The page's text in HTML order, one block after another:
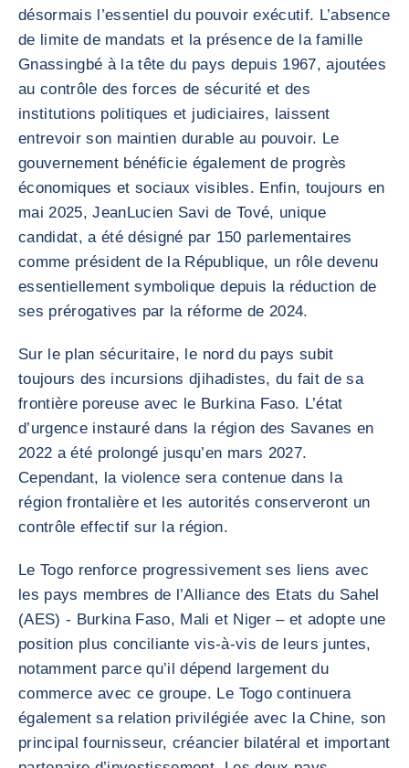
désormais l’essentiel du pouvoir exécutif. L’absence
de limite de mandats et la présence de la famille
Gnassingbé à la tête du pays depuis 1967, ajoutées
au contrôle des forces de sécurité et des
institutions politiques et judiciaires, laissent
entrevoir son maintien durable au pouvoir. Le
gouvernement bénéficie également de progrès
économiques et sociaux visibles. Enfin, toujours en
mai 2025, JeanLucien Savi de Tové, unique
candidat, a été désigné par 150 parlementaires
comme président de la République, un rôle devenu
essentiellement symbolique depuis la réduction de
ses prérogatives par la réforme de 2024.
Sur le plan sécuritaire, le nord du pays subit
toujours des incursions djihadistes, du fait de sa
frontière poreuse avec le Burkina Faso. L’état
d’urgence instauré dans la région des Savanes en
2022 a été prolongé jusqu’en mars 2027.
Cependant, la violence sera contenue dans la
région frontalière et les autorités conserveront un
contrôle effectif sur la région.
Le Togo renforce progressivement ses liens avec
les pays membres de l’Alliance des Etats du Sahel
(AES) - Burkina Faso, Mali et Niger – et adopte une
position plus conciliante vis-à-vis de leurs juntes,
notamment parce qu’il dépend largement du
commerce avec ce groupe. Le Togo continuera
également sa relation privilégiée avec la Chine, son
principal fournisseur, créancier bilatéral et important